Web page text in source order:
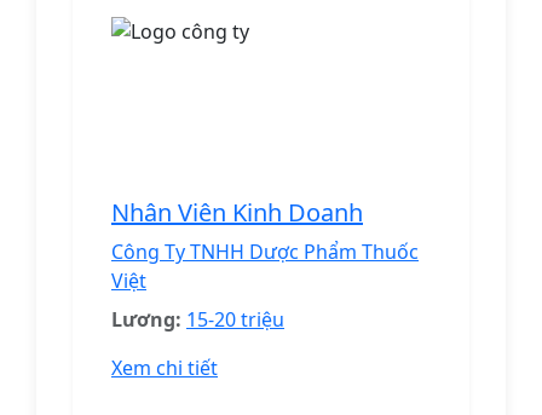
Nhân Viên Kinh Doanh
Công Ty TNHH Dược Phẩm Thuốc
Việt
Lương: 15-20 triệu
Xem chi tiết